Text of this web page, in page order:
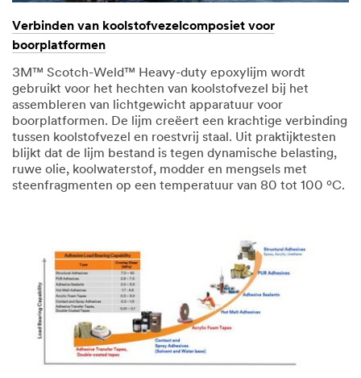
Verbinden van koolstofvezelcomposiet voor
boorplatformen
3M™ Scotch-Weld™ Heavy-duty epoxylijm wordt
gebruikt voor het hechten van koolstofvezel bij het
assembleren van lichtgewicht apparatuur voor
boorplatformen. De lijm creëert een krachtige verbinding
tussen koolstofvezel en roestvrij staal. Uit praktijktesten
blijkt dat de lijm bestand is tegen dynamische belasting,
ruwe olie, koolwaterstof, modder en mengsels met
steenfragmenten op een temperatuur van 80 tot 100 ºC.